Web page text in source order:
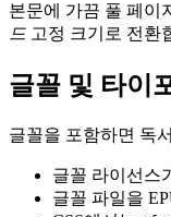
본문에 가끔 풀 페이
드 고정 크기로 전환
글꼴 및 타이
글꼴을 포함하면 독
글꼴 라이선스
글꼴 파일을